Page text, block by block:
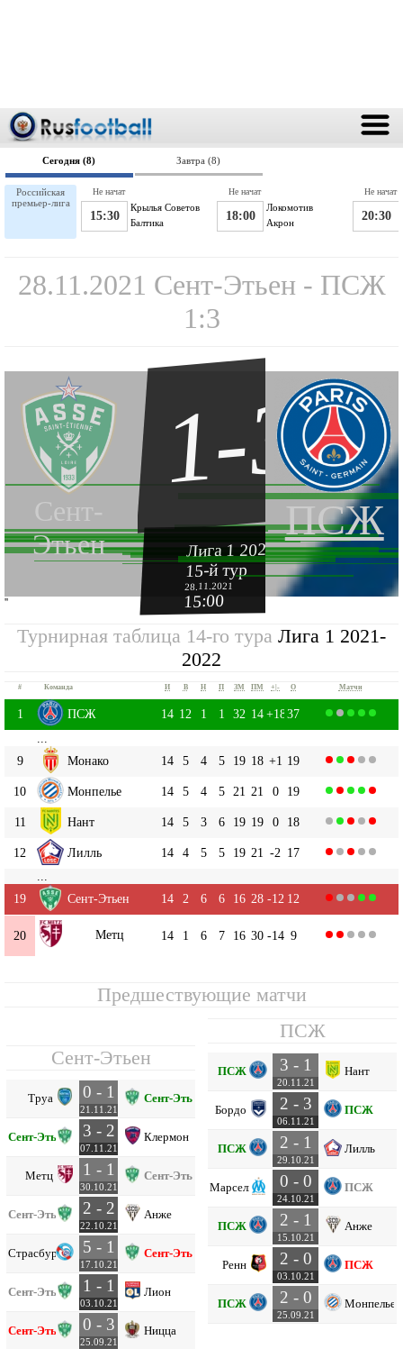
Сегодня (8) Завтра (8)
Российская
премьер-лига
Крылья Советов
15:30 Балтика
Не начат
Локомотив
18:00 Акрон
Не начат
20:30
Не начат
28.11.2021 Сент-Этьен - ПСЖ
1:3
Сент-
Этьен
ПСЖ
1-3
Лига 1 2021-2022
15-й тур
28.11.2021
15:00
''
Турнирная таблица 14-го тура Лига 1 2021-
2022
# Команда И В Н П ЗМ ПМ +|- О Матчи
1 ПСЖ 14 12 1 1 32 14+1837
9
Монако 14 5 4 5 19 18 +1 19
10 Монпелье 14 5 4 5 21 21 0 19
11 Нант 14 5 3 6 19 19 0 18
12 Лилль 14 4 5 5 19 21 -2 17
19
Сент-Этьен 14 2 6 6 16 28 -12 12
20 Метц 14 1 6 7 16 30 -14 9
Предшествующие матчи
Сент-Этьен
Труа 0 - 1
21.11.21
Сент-Этьен
Сент-Этьен 3 - 2
07.11.21
Клермон
Метц 1 - 1
30.10.21
Сент-Этьен
Сент-Этьен 2 - 2
22.10.21
Анже
Страсбург 5 - 1
17.10.21
Сент-Этьен
Сент-Этьен 1 - 1
03.10.21
Лион
Сент-Этьен 0 - 3
25.09.21
Ницца
ПСЖ
ПСЖ 3 - 1
20.11.21
Нант
Бордо 2 - 3
06.11.21
ПСЖ
ПСЖ 2 - 1
29.10.21
Лилль
Марсель 0 - 0
24.10.21
ПСЖ
ПСЖ 2 - 1
15.10.21
Анже
Ренн 2 - 0
03.10.21
ПСЖ
ПСЖ 2 - 0
25.09.21
Монпелье